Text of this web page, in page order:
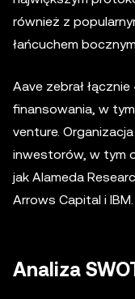
również z
łańcuchem
Aave zebrał
finansowania, w
venture.
inwestorów, w tym
jak Alameda
Arrows Capital i IBM.
Analiza